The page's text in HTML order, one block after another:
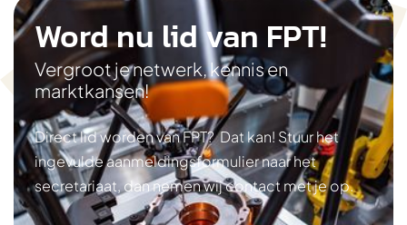
Word nu lid van FPT!
Vergroot je netwerk, kennis en
marktkansen!
Direct lid worden van FPT? Dat kan! Stuur het
ingevulde aanmeldingsformulier naar het
secretariaat, dan nemen wij contact met je op.